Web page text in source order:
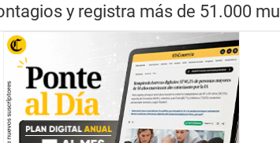
y registra más de 51.000